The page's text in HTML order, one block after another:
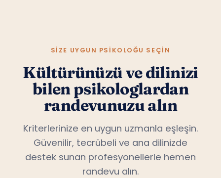
SIZE UYGUN PSIKOLOĞU SEÇIN
Kültürünüzü ve dilinizi
bilen psikologlardan
randevunuzu alın
Kriterlerinize en uygun uzmanla eşleşin.
Güvenilir, tecrübeli ve ana dilinizde
destek sunan profesyonellerle hemen
randevu alın.